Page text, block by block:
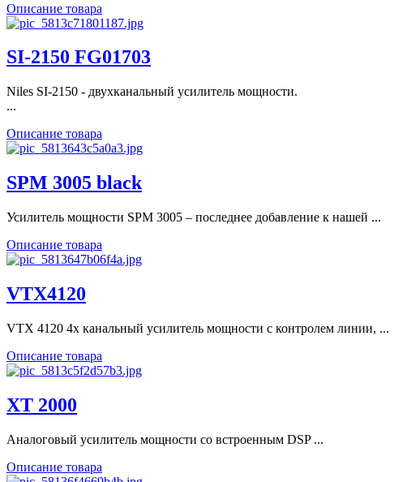
Описание товара
SI-2150 FG01703
Niles SI-2150 - двухканальный усилитель мощности.
...
Описание товара
SPM 3005 black
Усилитель мощности SPM 3005 – последнее добавление к нашей ...
Описание товара
VTX4120
VTX 4120 4х канальный усилитель мощности с контролем линии, ...
Описание товара
XT 2000
Аналоговый усилитель мощности со встроенным DSP ...
Описание товара